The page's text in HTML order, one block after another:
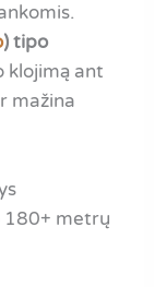
) tipo
klojimą ant
mažina
180+ metrų